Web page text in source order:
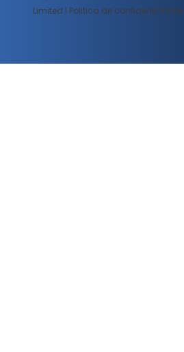
Limited | Politica de confidențialitate